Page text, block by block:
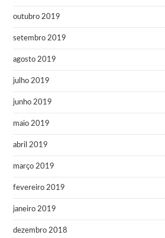
outubro 2019
setembro 2019
agosto 2019
julho 2019
junho 2019
maio 2019
abril 2019
março 2019
fevereiro 2019
janeiro 2019
dezembro 2018